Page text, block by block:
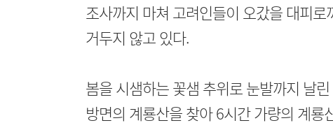
조사까지 마쳐 고려인들이 오갔을 대피
거두지 않고 있다.
봄을 시샘하는 꽃샘 추위로 눈발까지 날
방면의 계룡산을 찾아 6시간 가량의 계